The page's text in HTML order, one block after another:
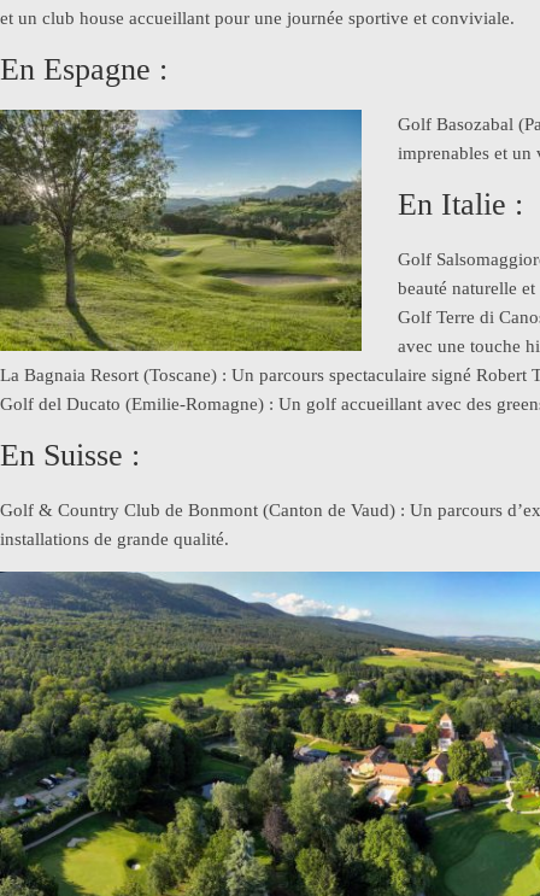
et un club house accueillant pour une journée sportive et conviviale.
En Espagne :
Golf Basozabal
imprenables et un
En Italie :
Golf
beauté naturelle
Golf Terre di
avec une touche
La Bagnaia Resort (Toscane) : Un parcours spectaculaire signé
Golf del Ducato (Emilie-Romagne) : Un golf accueillant avec des
En Suisse :
Golf & Country Club de Bonmont (Canton de Vaud) : Un parcours
installations de grande qualité.